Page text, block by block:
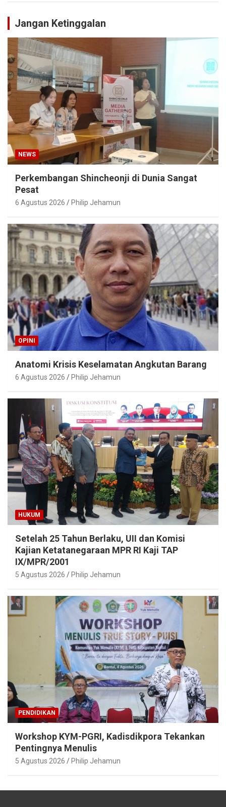
Jangan Ketinggalan
NEWS
Perkembangan Shincheonji di Dunia Sangat
Pesat
6 Agustus 2026 Philip Jehamun
OPINI
Anatomi Krisis Keselamatan Angkutan Barang
6 Agustus 2026 Philip Jehamun
HUKUM
Setelah 25 Tahun Berlaku, UII dan Komisi
Kajian Ketatanegaraan MPR RI Kaji TAP
IX/MPR/2001
5 Agustus 2026 Philip Jehamun
PENDIDIKAN
Workshop KYM-PGRI, Kadisdikpora Tekankan
Pentingnya Menulis
5 Agustus 2026 Philip Jehamun